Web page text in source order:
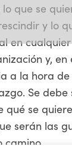
que se
y lo
en
y, en
a la hora
Se debe
qué se
serán las
camino.